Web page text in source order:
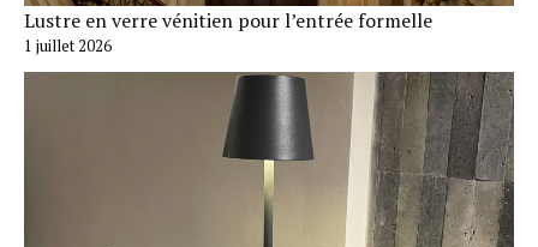
Lustre en verre vénitien pour l’entrée formelle
1 juillet 2026